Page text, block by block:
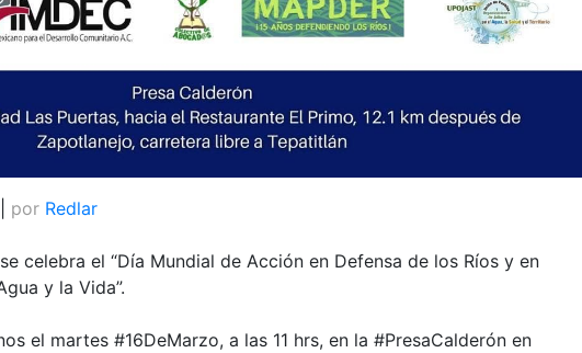
por Redlar
celebra el “Día Mundial de Acción en Defensa de los Ríos y en
y la Vida”.
el martes #16DeMarzo, a las 11 hrs, en la #PresaCalderón en